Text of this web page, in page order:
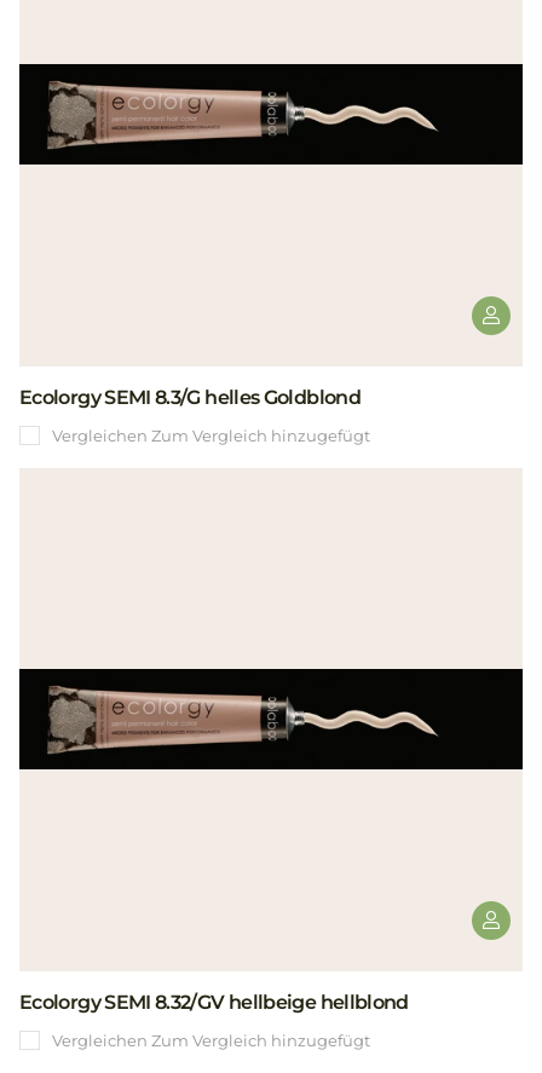
Ecolorgy SEMI 8.3/G helles Goldblond
Vergleichen Zum Vergleich hinzugefügt
Ecolorgy SEMI 8.32/GV hellbeige hellblond
Vergleichen Zum Vergleich hinzugefügt